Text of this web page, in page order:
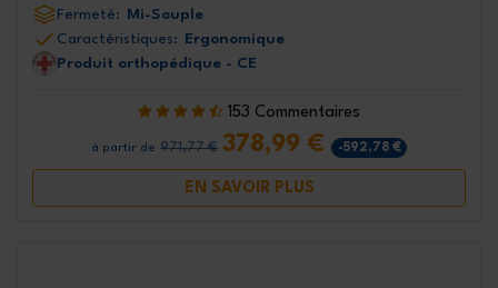
Fermeté:
Mi-Souple
Caractéristiques:
Ergonomique
Produit orthopédique - CE
153 Commentaires
à partir de 971,77 € 378,99 € -592,78 €
EN SAVOIR PLUS